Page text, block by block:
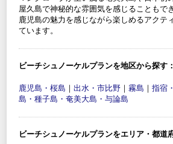
屋久島で神秘的な雰囲気を感じることもで
鹿児島の魅力を感じながら楽しめるアクテ
ています。
ビーチシュノーケルプランを地区から探す：
鹿児島・桜島 ｜ 出水・市比野 ｜ 霧島 ｜ 指宿
島・種子島・奄美大島・与論島
ビーチシュノーケルプランをエリア・都道